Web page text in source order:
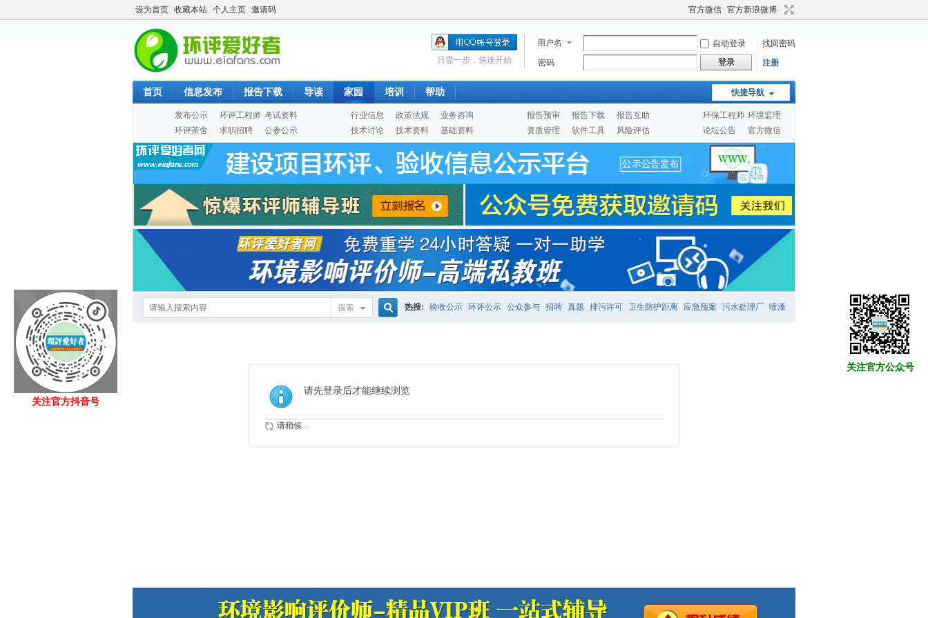
设为首页 收藏本站 个人主页 邀请码 官方微信 官方新浪微博
用户名 自动登录
找回密码
密码
登录 注册
只需一步，快速开始
快捷导航
首页 信息发布 报告下载 导读 家园 培训 帮助
发布公示 环评工程师 考试资料
环评茶舍
求职招聘 公参公示
行业信息 政策法规
业务咨询
技术讨论
技术资料 基础资料
报告预审 报告下载
报告互助
资质管理
软件工具 风险评估
环保工程师 环境监理
论坛公告
官方微信
搜索
索
热搜: 验收公示 环评公示 公众参与 招聘 真题 排污许可 卫生防护距离 应急预案 污水处理厂 喷漆
请先登录后才能继续浏览
请稍候...
关注官方公众号
关注官方抖音号